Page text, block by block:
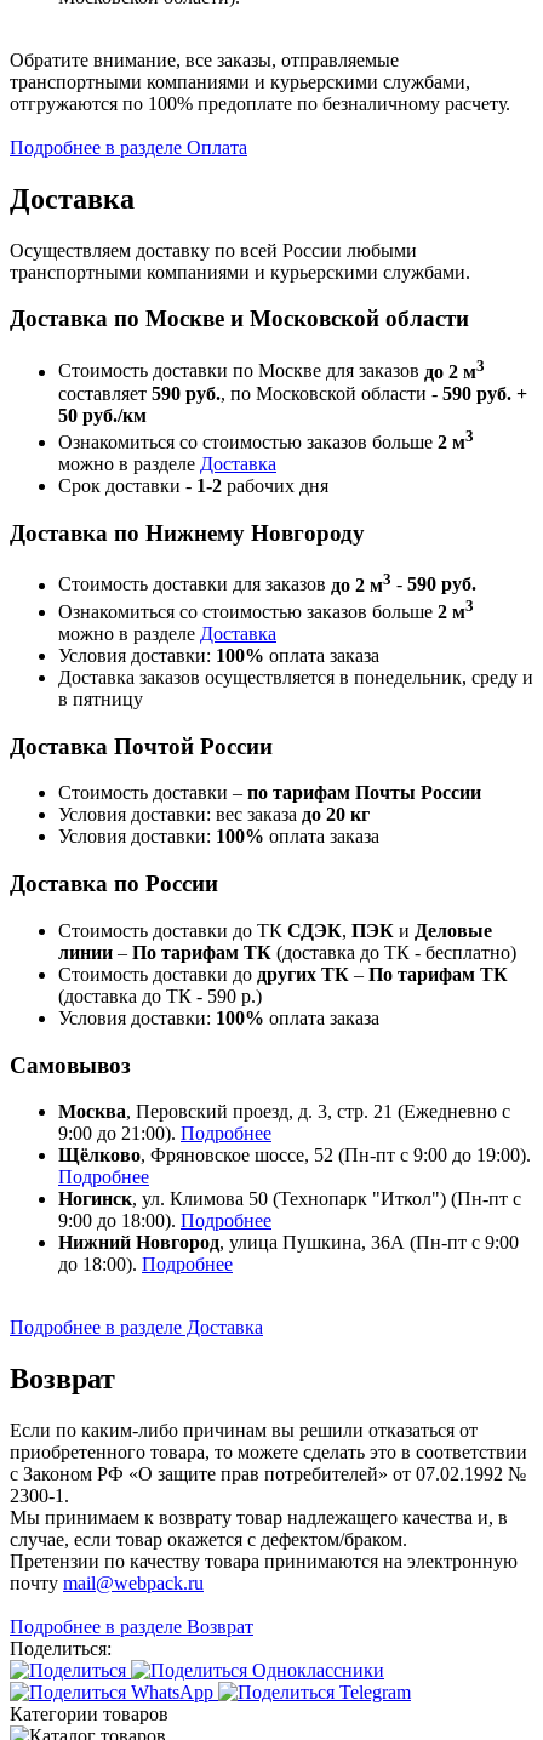
Обратите внимание, все заказы, отправляемые
транспортными компаниями и курьерскими службами,
отгружаются по 100% предоплате по безналичному расчету.
Подробнее в разделе Оплата
Доставка
Осуществляем доставку по всей России любыми
транспортными компаниями и курьерскими службами.
Доставка по Москве и Московской области
Стоимость доставки по Москве для заказов до 2 м3
составляет 590 руб., по Московской области - 590 руб. +
50 руб./км
Ознакомиться со стоимостью заказов больше 2 м3
можно в разделе Доставка
Срок доставки - 1-2 рабочих дня
Доставка по Нижнему Новгороду
Стоимость доставки для заказов до 2 м3 - 590 руб.
Ознакомиться со стоимостью заказов больше 2 м3
можно в разделе Доставка
Условия доставки: 100% оплата заказа
Доставка заказов осуществляется в понедельник, среду и
в пятницу
Доставка Почтой России
Стоимость доставки – по тарифам Почты России
Условия доставки: вес заказа до 20 кг
Условия доставки: 100% оплата заказа
Доставка по России
Стоимость доставки до ТК СДЭК, ПЭК и Деловые
линии – По тарифам ТК (доставка до ТК - бесплатно)
Стоимость доставки до других ТК – По тарифам ТК
(доставка до ТК - 590 р.)
Условия доставки: 100% оплата заказа
Самовывоз
Москва, Перовский проезд, д. 3, стр. 21 (Ежедневно с
9:00 до 21:00). Подробнее
Щёлково, Фряновское шоссе, 52 (Пн-пт с 9:00 до 19:00).
Подробнее
Ногинск, ул. Климова 50 (​Технопарк "Иткол") (Пн-пт с
9:00 до 18:00). Подробнее
Нижний Новгород, улица Пушкина, 36А (Пн-пт с 9:00
до 18:00). Подробнее
Подробнее в разделе Доставка
Возврат
Если по каким-либо причинам вы решили отказаться от
приобретенного товара, то можете сделать это в соответствии
с Законом РФ «О защите прав потребителей» от 07.02.1992 №
2300-1.
Мы принимаем к возврату товар надлежащего качества и, в
случае, если товар окажется с дефектом/браком.
Претензии по качеству товара принимаются на электронную
почту mail@webpack.ru
Подробнее в разделе Возврат
Поделиться:
Категории товаров